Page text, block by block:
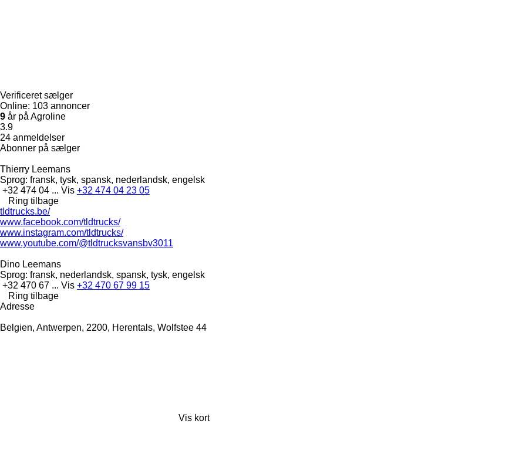
Verificeret sælger
Online: 103 annoncer
9 år på Agroline
3.9
24 anmeldelser
Abonner på sælger
Thierry Leemans
Sprog: fransk, tysk, spansk, nederlandsk, engelsk
+32 474 04 ... Vis +32 474 04 23 05
Ring tilbage
tldtrucks.be/
www.facebook.com/tldtrucks/
www.instagram.com/tldtrucks/
www.youtube.com/@tldtrucksvansbv3011
Dino Leemans
Sprog: fransk, nederlandsk, spansk, tysk, engelsk
+32 470 67 ... Vis +32 470 67 99 15
Ring tilbage
Adresse
Belgien, Antwerpen, 2200, Herentals, Wolfstee 44
Vis kort